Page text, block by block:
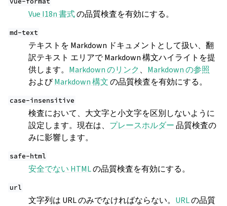
Vue I18n 書式の品質検査を有効にする。
md-text
テキストを Markdown ドキュメントとして扱い、翻
訳テキスト エリアで Markdown 構文ハイライトを提
供します。 Markdown のリンク 、 Markdown の参照
およびMarkdown 構文の品質検査を有効にする。
case-insensitive
検査において、大文字と小文字を区別しないように
設定します。現在は、 プレースホルダー品質検査の
みに影響します。
safe-html
安全でない HTMLの品質検査を有効にする。
url
文字列は URL のみでなければならない。 URLの品質